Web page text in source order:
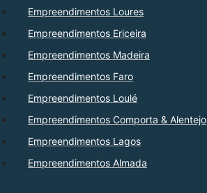
Empreendimentos Loures
Empreendimentos Ericeira
Empreendimentos Madeira
Empreendimentos Faro
Empreendimentos Loulé
Empreendimentos Comporta & Alentejo
Empreendimentos Lagos
Empreendimentos Almada